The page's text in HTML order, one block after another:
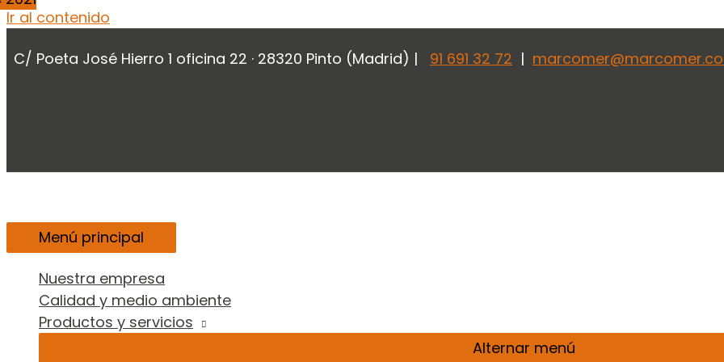
Ir al contenido
C/ Poeta José Hierro 1 oficina 22 · 28320 Pinto (Madrid) | 91 691 32 72 |
Menú principal
Nuestra empresa
Calidad y medio ambiente
Productos y servicios
Alternar menú